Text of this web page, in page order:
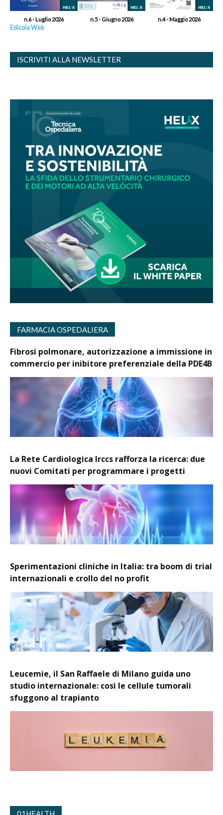
n.6 - Luglio 2026 n.5 - Giugno 2026 n.4 - Maggio 2026
Edicola Web
ISCRIVITI ALLA NEWSLETTER
FARMACIA OSPEDALIERA
Fibrosi polmonare, autorizzazione a immissione in
commercio per inibitore preferenziale della PDE4B
La Rete Cardiologica Irccs rafforza la ricerca: due
nuovi Comitati per programmare i progetti
Sperimentazioni cliniche in Italia: tra boom di trial
internazionali e crollo del no profit
Leucemie, il San Raffaele di Milano guida uno
studio internazionale: così le cellule tumorali
sfuggono al trapianto